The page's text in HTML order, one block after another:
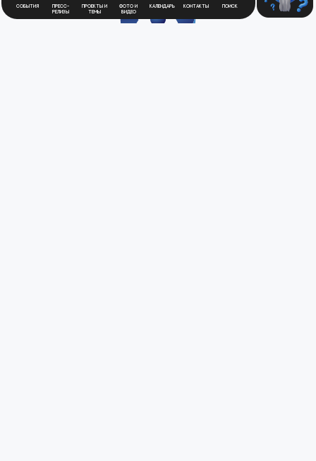
События
Пресс-
релизы
Проекты и
темы
Фото и
видео
Календарь Контакты Поиск